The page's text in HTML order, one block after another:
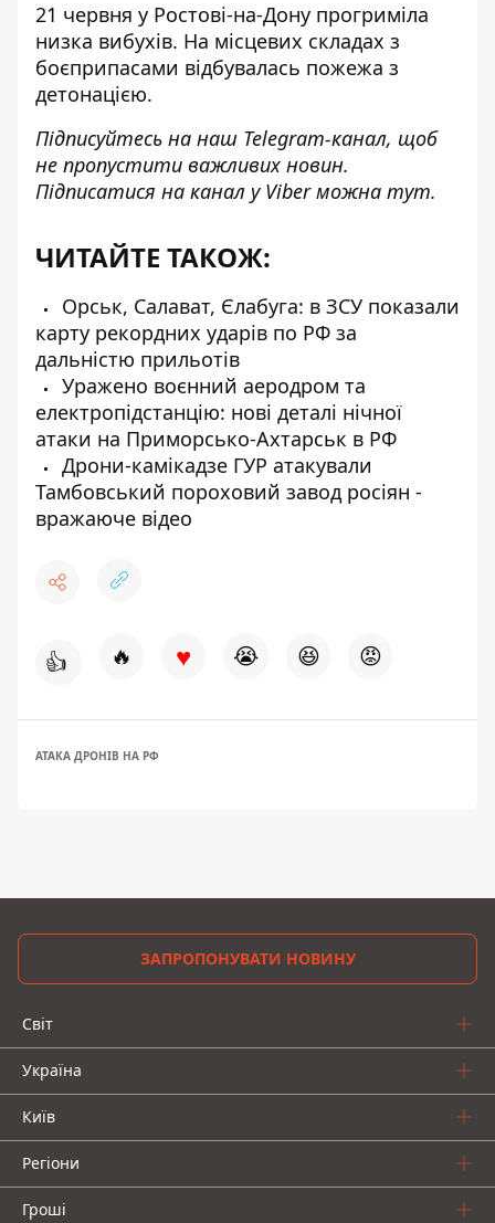
21 червня у Ростові-на-Дону прогриміла
низка вибухів. На місцевих складах з
боєприпасами відбувалась пожежа з
детонацією.
Підписуйтесь на наш Telegram-канал, щоб
не пропустити важливих новин.
Підписатися на канал у Viber можна тут.
ЧИТАЙТЕ ТАКОЖ:
Орськ, Салават, Єлабуга: в ЗСУ показали
карту рекордних ударів по РФ за
дальністю прильотів
Уражено воєнний аеродром та
електропідстанцію: нові деталі нічної
атаки на Приморсько-Ахтарськ в РФ
Дрони-камікадзе ГУР атакували
Тамбовський пороховий завод росіян -
вражаюче відео
👍 🔥 ♥ 😭 😆 😡
АТАКА ДРОНІВ НА РФ
ЗАПРОПОНУВАТИ НОВИНУ
Світ
Україна
Київ
Регіони
Гроші